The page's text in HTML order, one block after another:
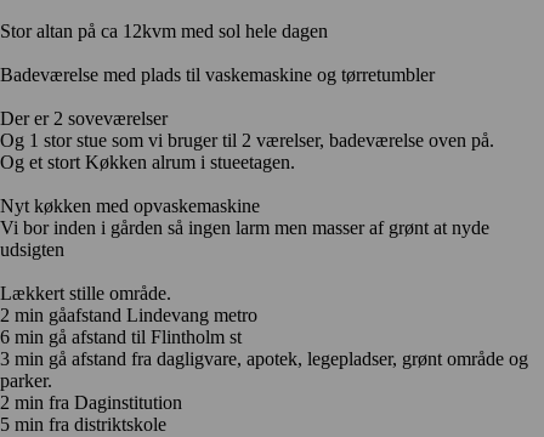
Stor altan på ca 12kvm med sol hele dagen
Badeværelse med plads til vaskemaskine og tørretumbler
Der er 2 soveværelser
Og 1 stor stue som vi bruger til 2 værelser, badeværelse oven på.
Og et stort Køkken alrum i stueetagen.
Nyt køkken med opvaskemaskine
Vi bor inden i gården så ingen larm men masser af grønt at nyde
udsigten
Lækkert stille område.
2 min gåafstand Lindevang metro
6 min gå afstand til Flintholm st
3 min gå afstand fra dagligvare, apotek, legepladser, grønt område og
parker.
2 min fra Daginstitution
5 min fra distriktskole